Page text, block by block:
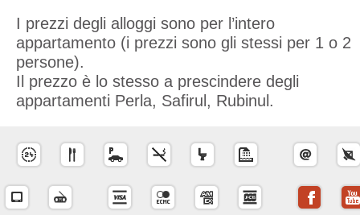
I prezzi degli alloggi sono per l’intero
appartamento (i prezzi sono gli stessi per 1 o 2
persone).
Il prezzo è lo stesso a prescindere degli
appartamenti Perla, Safirul, Rubinul.